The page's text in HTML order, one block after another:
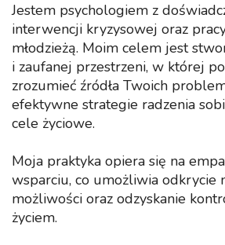
Jestem psychologiem z
interwencji kryzysowej oraz
młodzieżą. Moim celem jest
i zaufanej przestrzeni, w której
zrozumieć źródła Twoich
efektywne strategie radzenia
cele życiowe.
Moja praktyka opiera się na
wsparciu, co umożliwia odkrycie
możliwości oraz odzyskanie
życiem.